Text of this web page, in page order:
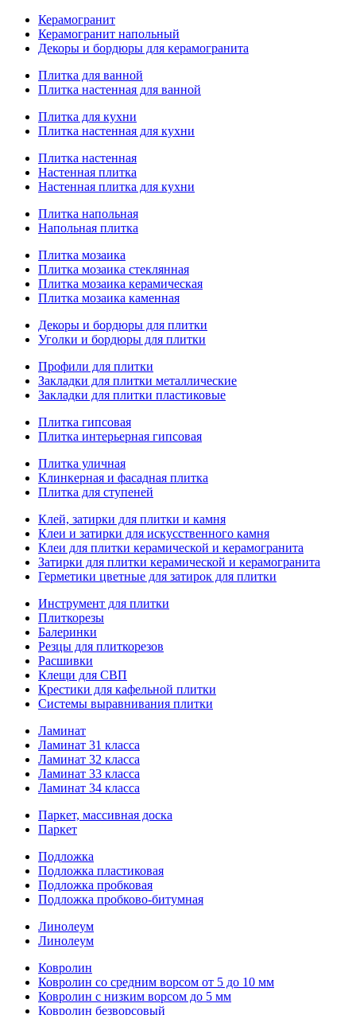
Керамогранит
Керамогранит напольный
Декоры и бордюры для керамогранита
Плитка для ванной
Плитка настенная для ванной
Плитка для кухни
Плитка настенная для кухни
Плитка настенная
Настенная плитка
Настенная плитка для кухни
Плитка напольная
Напольная плитка
Плитка мозаика
Плитка мозаика стеклянная
Плитка мозаика керамическая
Плитка мозаика каменная
Декоры и бордюры для плитки
Уголки и бордюры для плитки
Профили для плитки
Закладки для плитки металлические
Закладки для плитки пластиковые
Плитка гипсовая
Плитка интерьерная гипсовая
Плитка уличная
Клинкерная и фасадная плитка
Плитка для ступеней
Клей, затирки для плитки и камня
Клеи и затирки для искусственного камня
Клеи для плитки керамической и керамогранита
Затирки для плитки керамической и керамогранита
Герметики цветные для затирок для плитки
Инструмент для плитки
Плиткорезы
Балеринки
Резцы для плиткорезов
Расшивки
Клещи для СВП
Крестики для кафельной плитки
Системы выравнивания плитки
Ламинат
Ламинат 31 класса
Ламинат 32 класса
Ламинат 33 класса
Ламинат 34 класса
Паркет, массивная доска
Паркет
Подложка
Подложка пластиковая
Подложка пробковая
Подложка пробково-битумная
Линолеум
Линолеум
Ковролин
Ковролин со средним ворсом от 5 до 10 мм
Ковролин с низким ворсом до 5 мм
Ковролин безворсовый